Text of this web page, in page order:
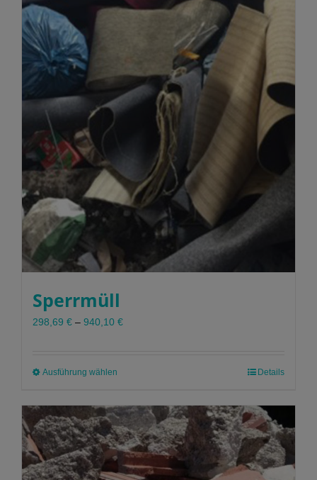
Sperrmüll
298,69 € – 940,10 €
Ausführung wählen
weist
mehrere
Varianten
auf.
Die
Details